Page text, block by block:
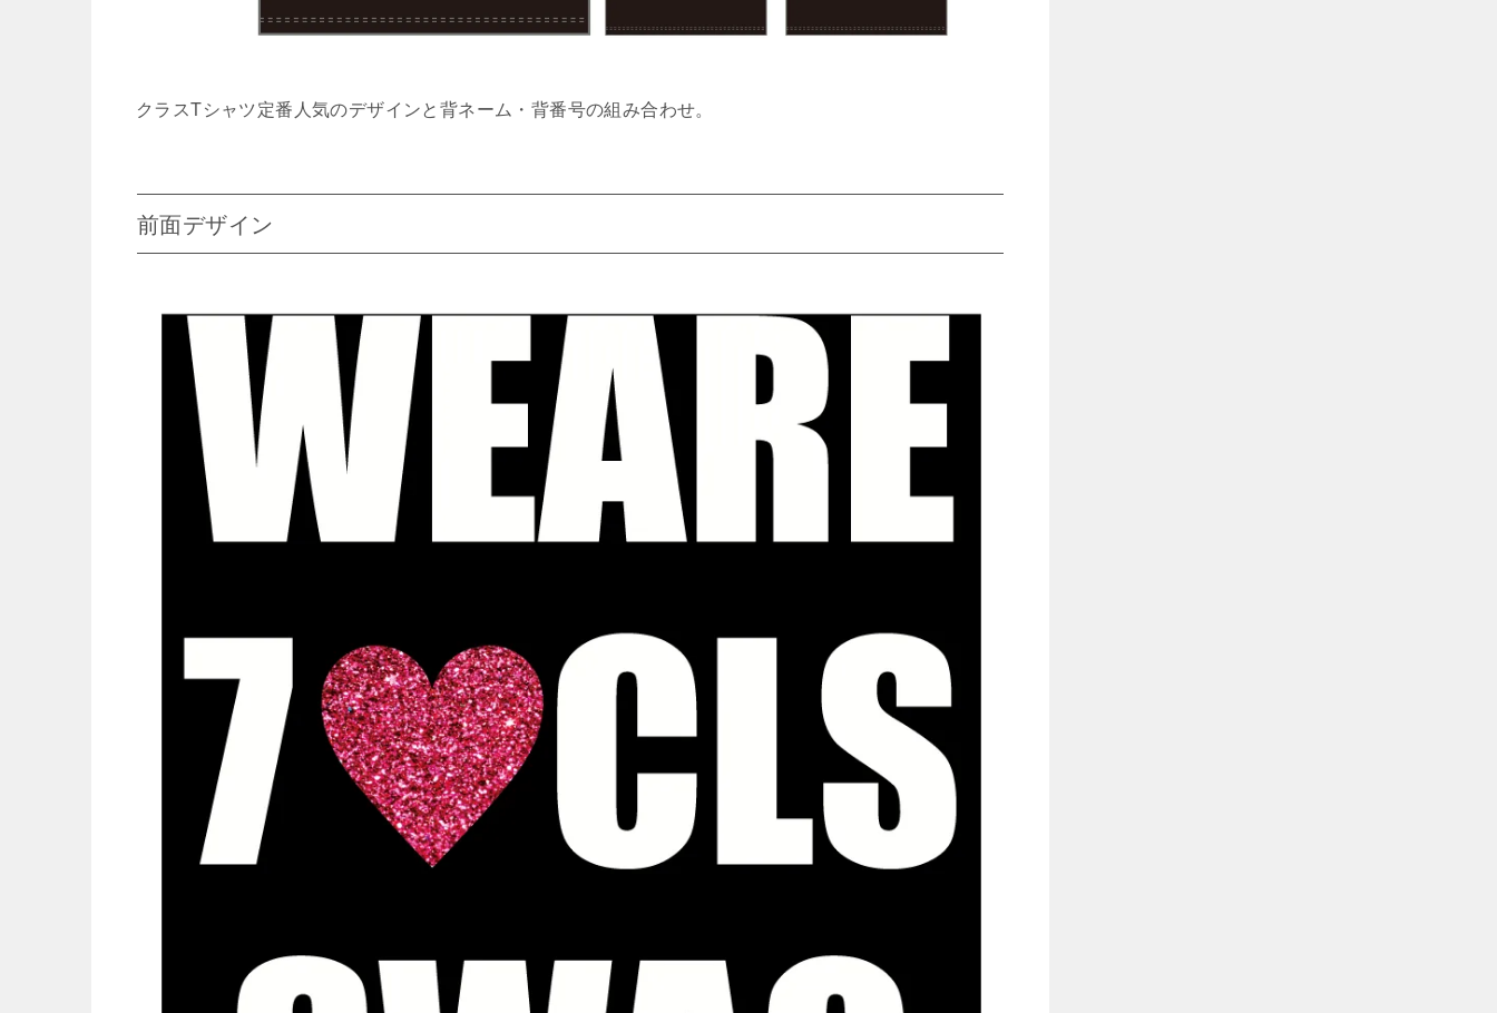
クラスTシャツ定番人気のデザインと背ネーム・背番号の組み合わせ。
前面デザイン